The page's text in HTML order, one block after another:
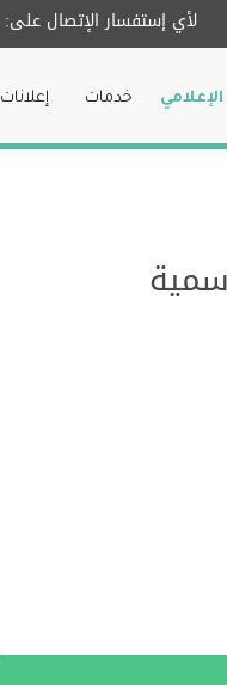
لأي إستفسار الإتصال على:
خدمات إعلانات